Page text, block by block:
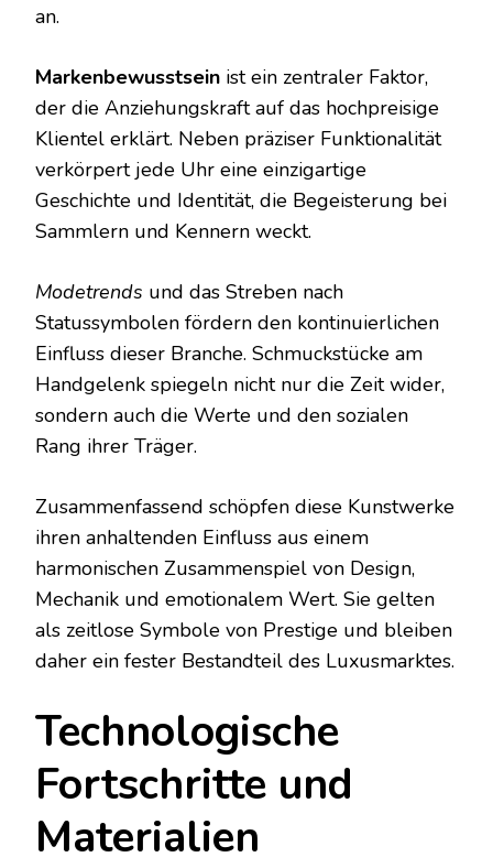
an.
Markenbewusstsein ist ein zentraler Faktor,
der die Anziehungskraft auf das hochpreisige
Klientel erklärt. Neben präziser Funktionalität
verkörpert jede Uhr eine einzigartige
Geschichte und Identität, die Begeisterung bei
Sammlern und Kennern weckt.
Modetrends und das Streben nach
Statussymbolen fördern den kontinuierlichen
Einfluss dieser Branche. Schmuckstücke am
Handgelenk spiegeln nicht nur die Zeit wider,
sondern auch die Werte und den sozialen
Rang ihrer Träger.
Zusammenfassend schöpfen diese Kunstwerke
ihren anhaltenden Einfluss aus einem
harmonischen Zusammenspiel von Design,
Mechanik und emotionalem Wert. Sie gelten
als zeitlose Symbole von Prestige und bleiben
daher ein fester Bestandteil des Luxusmarktes.
Technologische
Fortschritte und
Materialien